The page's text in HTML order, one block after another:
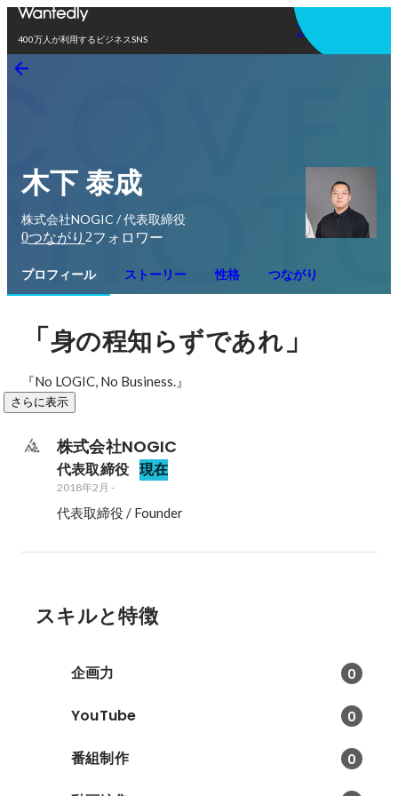
400万人が利用するビジネスSNS
アプリを使う
木下 泰成
株式会社NOGIC / 代表取締役
0つながり 2フォロワー
プロフィール ストーリー 性格 つながり
「身の程知らずであれ」
『No LOGIC, No Business.』
さらに表示
株式会社NOGIC
代表取締役 現在
2018年2月 -
代表取締役 / Founder
スキルと特徴
企画力 0
YouTube 0
番組制作 0